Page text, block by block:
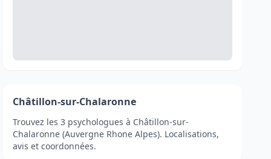
Châtillon-sur-Chalaronne
Trouvez les 3 psychologues à Châtillon-sur-
Chalaronne (Auvergne Rhone Alpes). Localisations,
avis et coordonnées.